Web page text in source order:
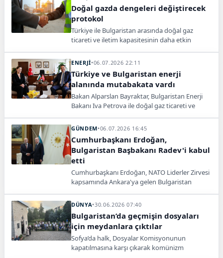
rahatlatması hedefleniyor.
Doğal gazda dengeleri değiştirecek
protokol
Türkiye ile Bulgaristan arasında doğal gaz
ticareti ve iletim kapasitesinin daha etkin
ENERJİ•06.07.2026 22:11
Türkiye ve Bulgaristan enerji
alanında mutabakata vardı
Bakan Alparslan Bayraktar, Bulgaristan Enerji
Bakanı Iva Petrova ile doğal gaz ticareti ve
GÜNDEM•06.07.2026 16:45
Cumhurbaşkanı Erdoğan,
Bulgaristan Başbakanı Radev'i kabul
etti
Cumhurbaşkanı Erdoğan, NATO Liderler Zirvesi
kapsamında Ankara'ya gelen Bulgaristan
ağırlayarak COP31'e davet etti.
DÜNYA•30.06.2026 07:40
Bulgaristan’da geçmişin dosyaları
için meydanlara çıktılar
Sofya’da halk, Dosyalar Komisyonunun
kapatılmasına karşı çıkarak komünizm